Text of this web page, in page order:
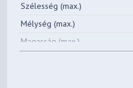
Szélesség (max.)
Mélység (max.)
Magasság (max.)